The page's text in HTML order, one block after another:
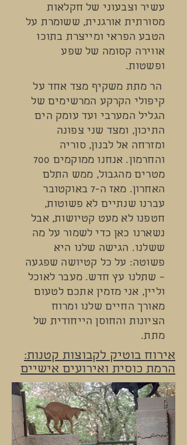
עשיר וצבעוני של חקלאות
מסורתית אורגנית, ששומרת על
הטבע הפראי ומייצרת בתוכו
אווירה קסומה של שפע
ופשטות.
הר מתת משקיף מצד אחד על
קיפולי הקרקע המרשימים של
הגליל המערבי ועד עומק הים
התיכון, ומצד שני צפונה
ומזרחה אל לבנון, סוריה
והחרמון. אנחנו ממוקמים 700
מטרים מהגבול, ממש התלם
האחרון. מאז ה-7 באוקטובר
עברנו שנתיים לא פשוטות,
חטפנו לא מעט קטיושות, אבל
נשארנו כאן כדי לשמור על מה
ששלנו. הגישה שלנו היא
פשוטה: על כל קטיושה שפגעה
– שתלנו עץ חדש. מעבר לאוכל
וליין, אני מזמין אתכם לטעום
מאורך החיים שלנו ומרוח
הציונות והחוסן הייחודית של
מתת.
אירוח בוטיק לקבוצות קטנות:
הרמת כוסית ואירועים אישיים